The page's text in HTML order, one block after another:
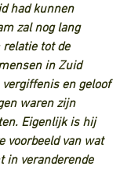
had kunnen
zal nog lang
relatie tot de
in Zuid
en geloof
waren zijn
Eigenlijk is hij
voorbeeld van wat
in veranderende